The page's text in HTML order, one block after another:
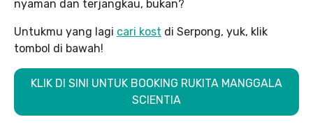
nyaman dan terjangkau, bukan?
Untukmu yang lagi cari kost di Serpong, yuk, klik
tombol di bawah!
KLIK DI SINI UNTUK BOOKING RUKITA MANGGALA
SCIENTIA